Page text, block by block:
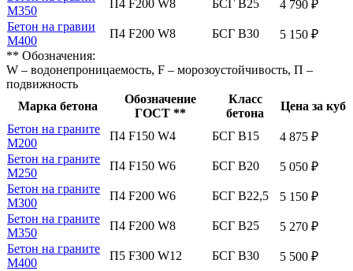
М350
П4 F200 W8 БСГ В25
4 790 ₽
Бетон на гравии
М400
П4 F200 W8 БСГ В30
5 150 ₽
** Обозначения:
W – водонепроницаемость, F – морозоустойчивость, П –
подвижность
Марка бетона
Обозначение
ГОСТ **
Класс
бетона
Цена за куб
Бетон на граните
М200
П4 F150 W4 БСГ В15
4 875 ₽
Бетон на граните
М250
П4 F150 W6 БСГ В20
5 050 ₽
Бетон на граните
М300
П4 F200 W6 БСГ В22,5
5 150 ₽
Бетон на граните
М350
П4 F200 W8 БСГ В25
5 270 ₽
Бетон на граните
М400
П5 F300 W12 БСГ В30
5 500 ₽